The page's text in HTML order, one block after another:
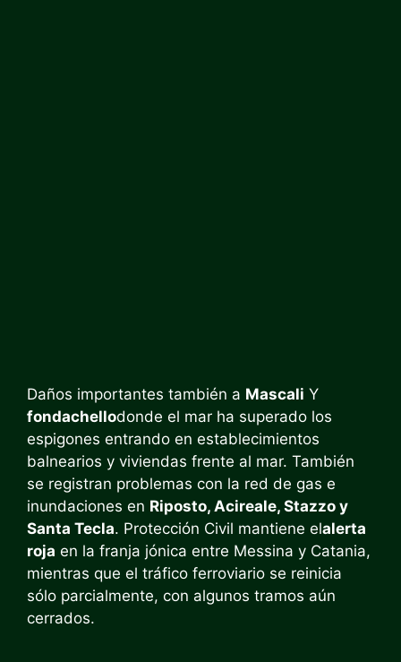
Daños importantes también a Mascali Y
fondachellodonde el mar ha superado los
espigones entrando en establecimientos
balnearios y viviendas frente al mar. También
se registran problemas con la red de gas e
inundaciones en Riposto, Acireale, Stazzo y
Santa Tecla. Protección Civil mantiene elalerta
roja en la franja jónica entre Messina y Catania,
mientras que el tráfico ferroviario se reinicia
sólo parcialmente, con algunos tramos aún
cerrados.